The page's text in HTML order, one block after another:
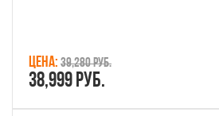
Цена: 39,280 руб.
38,999 руб.